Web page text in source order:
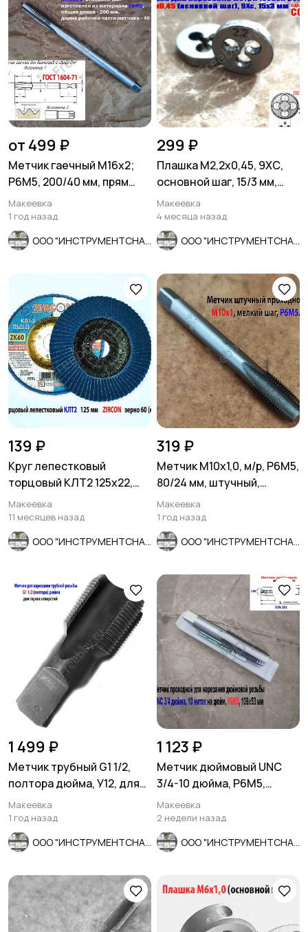
от 499 ₽
Метчик гаечный М16х2;
Р6М5, 200/40 мм, прям
хвост, основн шаг, СССР.
Макеевка
1 год назад
299 ₽
Плашка М2,2х0,45, 9ХС,
основной шаг, 15/3 мм,
ГОСТ 7740-71, СССР.
Макеевка
4 месяца назад
139 ₽
Круг лепестковый
торцовый КЛТ2 125х22,
Zircon, зерно 60, ZK,
крупное.
Макеевка
11 месяцев назад
319 ₽
Метчик М10х1,0, м/р, Р6М5,
80/24 мм, штучный,
мелкий шаг,
шлифованный.
Макеевка
1 год назад
1 499 ₽
Метчик трубный G1 1/2,
полтора дюйма, У12, для
глух отвер, СССР
Макеевка
1 год назад
1 123 ₽
Метчик дюймовый UNC
3/4-10 дюйма, Р6М5,
штучный, 10 ниток, 106/53
мм.
Макеевка
2 недели назад